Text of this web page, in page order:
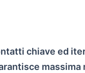
chiave ed
massima